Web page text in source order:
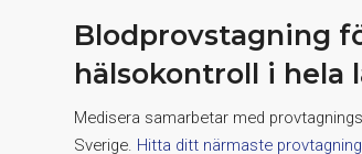
Blodprovstagning
hälsokontroll i hela
Medisera samarbetar med
Sverige. Hitta ditt närmaste